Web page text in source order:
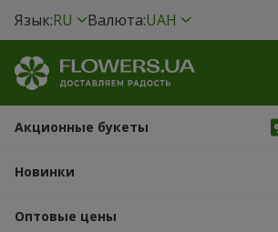
Язык:RU Валюта:UAH
Акционные букеты
Новинки
Оптовые цены